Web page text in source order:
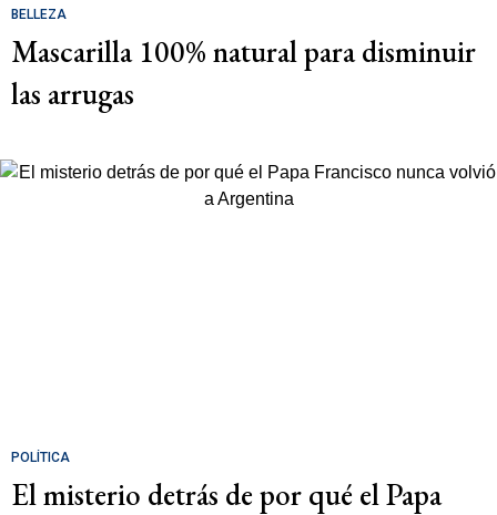
BELLEZA
Mascarilla 100% natural para disminuir
las arrugas
POLÍTICA
El misterio detrás de por qué el Papa